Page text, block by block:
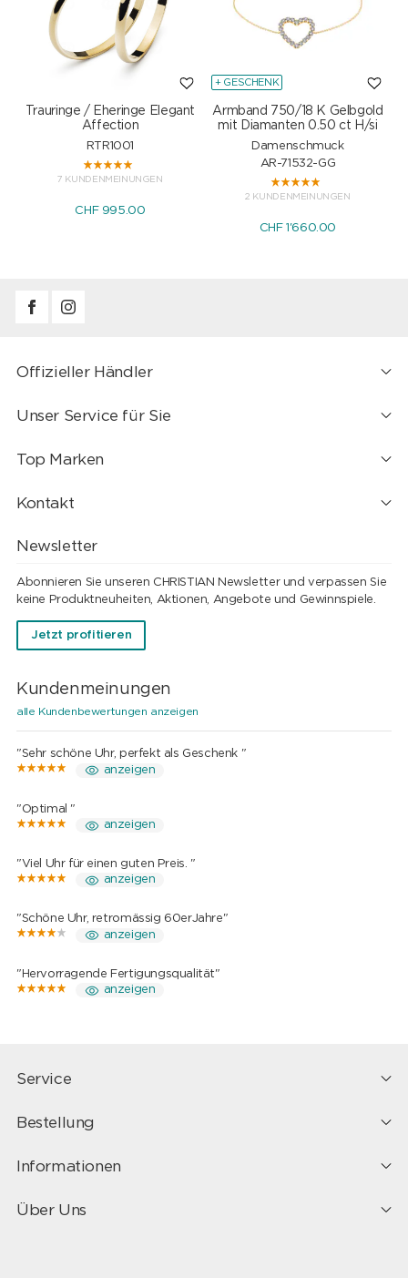
Trauringe / Eheringe Elegant
Affection
RTR1001
7 KUNDENMEINUNGEN
CHF 995.00
+ GESCHENK
Armband 750/18 K Gelbgold
mit Diamanten 0.50 ct H/si
Damenschmuck
AR-71532-GG
2 KUNDENMEINUNGEN
CHF 1'660.00
Offizieller Händler
Unser Service für Sie
Top Marken
Kontakt
Newsletter
Abonnieren Sie unseren CHRISTIAN Newsletter und verpassen Sie
keine Produktneuheiten, Aktionen, Angebote und Gewinnspiele.
Jetzt profitieren
Kundenmeinungen
alle Kundenbewertungen anzeigen
"Sehr schöne Uhr, perfekt als Geschenk "
anzeigen
"Optimal "
anzeigen
"Viel Uhr für einen guten Preis. "
anzeigen
"Schöne Uhr, retromässig 60erJahre"
anzeigen
"Hervorragende Fertigungsqualität"
anzeigen
Service
Bestellung
Informationen
Über Uns